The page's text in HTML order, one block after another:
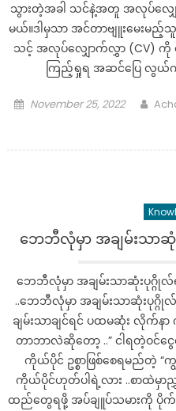
ခ
င္
ရ
မ
သွားတဲ့အခါ သင်နဲ့အတူ အလုပ်လျှ
မယ်။ဒါမှသာ အင်တာဗျူးမေး
သင့် အလုပ်လျှောက်လွှာ (CV)
ကြည့်ရှုရ အဆင်ပြေ လွယ်ကူ
Posted
November 25, 2022
၁၂
ခွ
ဝ
မ
ပ
မိ
နဲ့
န
ဘေဘီလုံမှာ အချမ်းသာဆုံ
ဘေဘီလုံမှာ အချမ်းသာဆုံးပုဂ္ဂိုလ်
..ဘေဘီလုံမှာ အချမ်းသာဆုံးပုဂ္
ချမ်းသာချင်ရင် ပထမဆုံး လိုက်န
တာဘာလဲဆိုတော့ ..” ငါရတဲ့ဝ
ကိုယ်ပိုင် ဥစ္စာဖြစ်စေရမည်တဲ့
ကိုယ်ပိုင်ဟုတ်ပါရဲ့လား ..စာထဲမှာ
ထည်တွေရဖို့ အပ်ချူပ်သမားကို ပိုက်ဆံ